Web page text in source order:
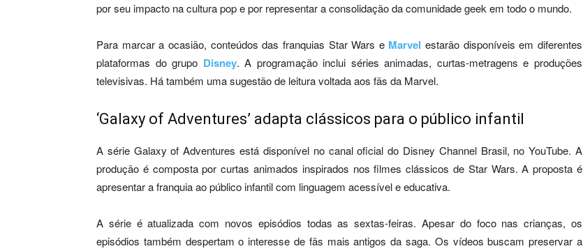
por seu impacto na cultura pop e por representar a consolidação da comunidade geek em todo o mundo.
Para marcar a ocasião, conteúdos das franquias Star Wars e Marvel estarão disponíveis em diferentes
plataformas do grupo Disney. A programação inclui séries animadas, curtas-metragens e produções
televisivas. Há também uma sugestão de leitura voltada aos fãs da Marvel.
‘Galaxy of Adventures’ adapta clássicos para o público infantil
A série Galaxy of Adventures está disponível no canal oficial do Disney Channel Brasil, no YouTube. A
produção é composta por curtas animados inspirados nos filmes clássicos de Star Wars. A proposta é
apresentar a franquia ao público infantil com linguagem acessível e educativa.
A série é atualizada com novos episódios todas as sextas-feiras. Apesar do foco nas crianças, os
episódios também despertam o interesse de fãs mais antigos da saga. Os vídeos buscam preservar a